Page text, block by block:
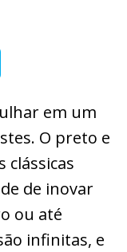
em um
O preto e
clássicas
de inovar
ou até
infinitas, e